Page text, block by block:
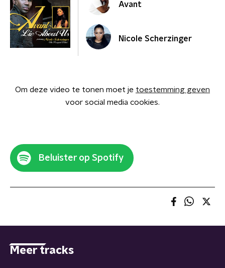
Avant
Nicole Scherzinger
Om deze video te tonen moet je toestemming geven
voor social media cookies.
Beluister op Spotify
Meer tracks